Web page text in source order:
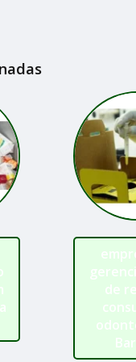
de